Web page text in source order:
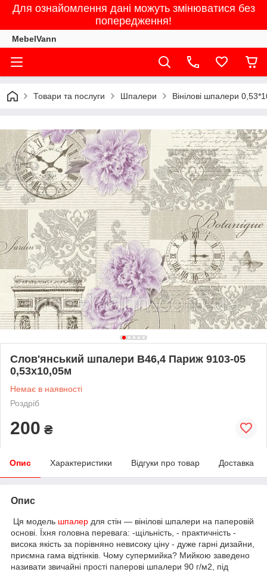
Для ознайомлення дані можуть змінюватися без
попередження!
MebelVann
Товари та послуги Шпалери Вінілові шпалери
Слов'янський шпалери В46,4 Париж 9103-05
0,53х10,05м
Немає в наявності
Роздріб
200 ₴
Опис Характеристики Відгуки про товар Доставка
Опис
Ця модель шпалер для стін — вінілові шпалери на паперовій
основі. Їхня головна перевага: -щільність, - практичність -
висока якість за порівняно невисоку ціну - дуже гарні дизайни,
приємна гама відтінків. Чому супермийка? Мийкою заведено
називати звичайні прості паперові шпалери 90 г/м2, під